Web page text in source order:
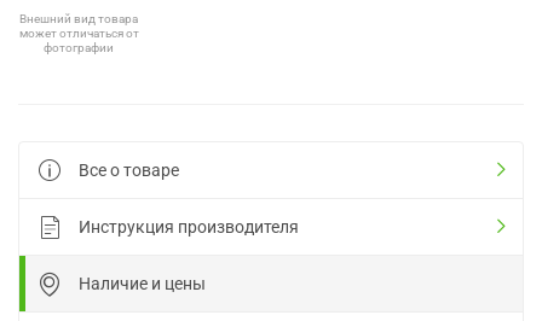
Внешний вид товара
может отличаться от
фотографии
Все о товаре
Инструкция производителя
Наличие и цены